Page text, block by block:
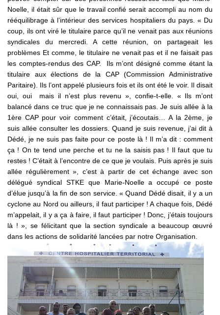
Noelle, il était sûr que le travail confié serait accompli au nom du
rééquilibrage à l’intérieur des services hospitaliers du pays. « Du
coup, ils ont viré le titulaire parce qu’il ne venait pas aux réunions
syndicales du mercredi. A cette réunion, on partageait les
problèmes Et comme, le titulaire ne venait pas et il ne faisait pas
les comptes-rendus des CAP. Ils m’ont désigné comme étant la
titulaire aux élections de la CAP (Commission Administrative
Paritaire). Ils l’ont appelé plusieurs fois et ils ont été le voir. Il disait
oui, oui mais il n’est plus revenu », confie-t-elle. « Ils m’ont
balancé dans ce truc que je ne connaissais pas. Je suis allée à la
1ère CAP pour voir comment c’était, j’écoutais… A la 2ème, je
suis allée consulter les dossiers. Quand je suis revenue, j’ai dit à
Dédé, je ne suis pas faite pour ce poste là ! Il m’a dit : comment
ça ! On te tend une perche et tu ne la saisis pas ! Il faut que tu
restes ! C’était à l’encontre de ce que je voulais. Puis après je suis
allée régulièrement », c’est à partir de cet échange avec son
délégué syndical STKE que Marie-Noelle a occupé ce poste
d’élue jusqu’à la fin de son service. « Quand Dédé disait, il y a un
cyclone au Nord ou ailleurs, il faut participer ! A chaque fois, Dédé
m’appelait, il y a ça à faire, il faut participer ! Donc, j’étais toujours
là ! », se félicitant que la section syndicale a beaucoup œuvré
dans les actions de solidarité lancées par notre Organisation.